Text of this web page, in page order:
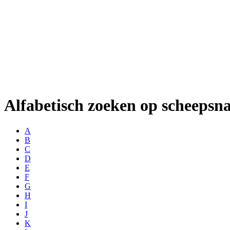
Alfabetisch zoeken op
A
B
C
D
E
F
G
H
I
J
K